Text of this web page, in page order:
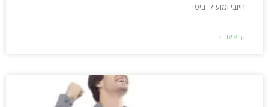
חיובי ומועיל. בימי
קרא עוד »